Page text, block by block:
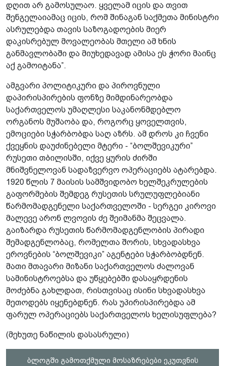
დღით არ გამოსულაო. ყველამ იცის და თვით
შენგელაიამაც იცის, რომ შინაგან საქმეთა მინისტრი
ასრულებდა თავის საზოგადოების მიერ
დაკისრებულ მოვალეობას მთელი ამ ხნის
განმავლობაში და მიუხედავად ამისა ეს ჭორი მაინც
აქ გამოიტანა”.
ამგვარი პოლიტიკური და პიროვნული
დაპირისპირების ფონზე მიმდინარეობდა
საქართველოს უმაღლესი საკანონმდებლო
ორგანოს მუშაობა და, როგორც ყოველთვის,
ემოციები სჭარბობდა საღ აზრს. ამ დროს კი ჩვენი
ქვეყნის დაუძინებელი მტერი - “ბოლშევიკური”
რუსეთი თბილისში, იქვე ყურის ძირში
მნიშვნელოვან სადაზვერვო ოპერაციებს ატარებდა.
1920 წლის 7 მაისის სამშვიდობო ხელშეკრულების
გაფორმების შემდეგ რუსეთის სრულუფლებიანი
წარმომადგენელი საქართველოში - სერგეი კიროვი
მალევე არონ ლვოვის ძე შეიმანმა შეცვალა.
გაიზარდა რუსეთის წარმომადგენლობის პირადი
შემადგენლობაც, რომელთა შორის, სხვადასხვა
ეროვნების “ბოლშევიკი” აგენტები სჭარბობდნენ.
მათი მთავარი მიზანი საქართველოს ძალოვან
სამინისტროებსა და უწყებებში დასაყრდენის
მოძებნა გახლდათ, რისთვისაც ისინი სხვადასხვა
მეთოდებს იყენებდნენ. რას უპირისპირებდა ამ
ფარულ ოპერაციებს საქართველოს ხელისუფლება?
(მეხუთე ნაწილის დასასრული)
ბლოგში გამოთქმული მოსაზრებები ეკუთვნის